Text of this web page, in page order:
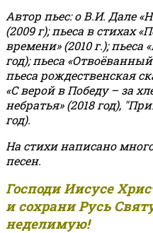
Автор пьес: о В.И. Дале
(2009 г); пьеса в стихах
времени» (2010 г.); пьеса
год); пьеса
пьеса рождественская
«С верой в Победу – за
небратья» (2018 год),
год).
На стихи написано
песен.
Господи Иисусе
и сохрани Русь
неделимую!